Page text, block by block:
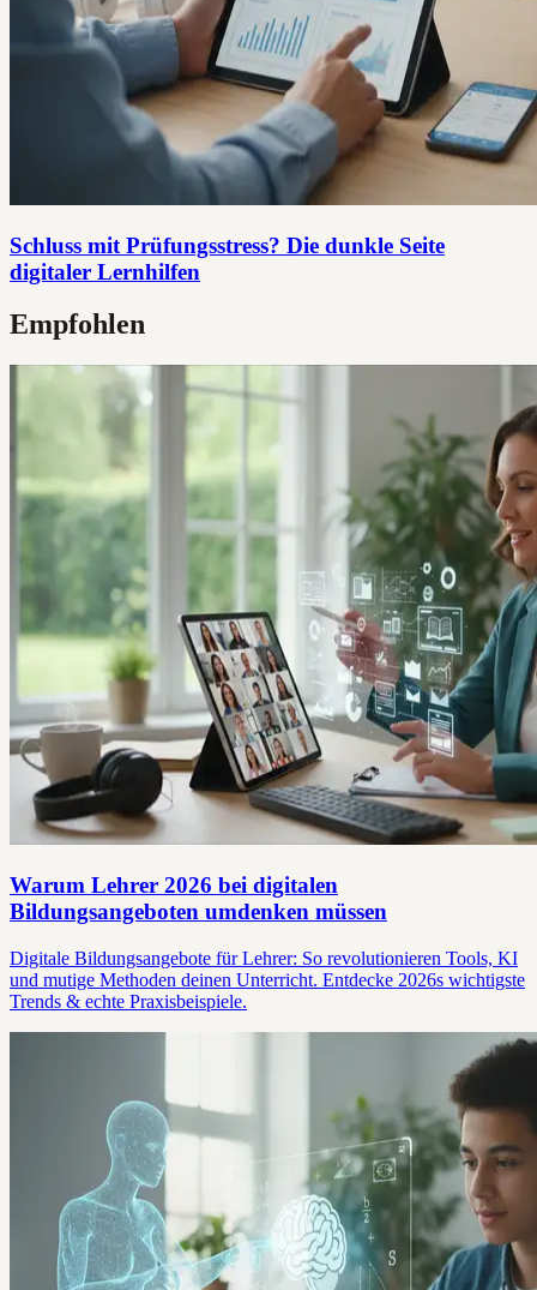
Schluss mit Prüfungsstress? Die dunkle Seite
digitaler Lernhilfen
Empfohlen
Warum Lehrer 2026 bei digitalen
Bildungsangeboten umdenken müssen
Digitale Bildungsangebote für Lehrer: So revolutionieren Tools, KI
und mutige Methoden deinen Unterricht. Entdecke 2026s wichtigste
Trends & echte Praxisbeispiele.